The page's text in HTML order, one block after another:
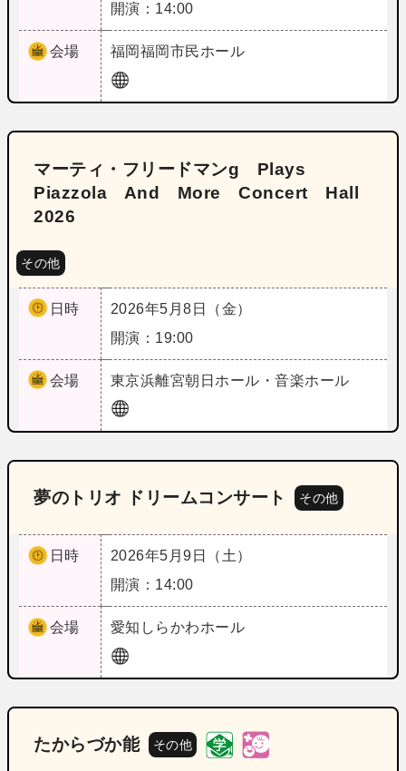
開演：14:00
会場 福岡福岡市民ホール
マーティ・フリードマンg Plays
Piazzola And More Concert Hall
2026
その他
日時
2026年5月8日（金）
開演：19:00
会場 東京浜離宮朝日ホール・音楽ホール
夢のトリオ ドリームコンサート その他
日時
2026年5月9日（土）
開演：14:00
会場 愛知 しらかわホール
たからづか能 その他